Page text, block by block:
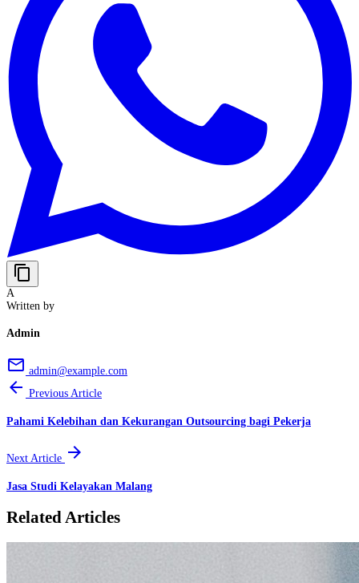
content_copy
A
Written by
Admin
email admin@example.com
arrow_back Previous Article
Pahami Kelebihan dan Kekurangan Outsourcing bagi Pekerja
Next Article arrow_forward
Jasa Studi Kelayakan Malang
Related Articles